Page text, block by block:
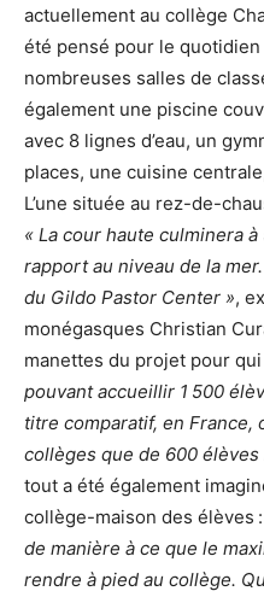
actuellement au collège
été pensé pour le
nombreuses salles de
également une piscine
avec 8 lignes d’eau, un
places, une cuisine
L’une située au rez-de-
« La cour haute culminera
rapport au niveau de la
du Gildo Pastor Center »,
monégasques Christian
manettes du projet pour qui
pouvant accueillir 1 500
titre comparatif, en France,
collèges que de 600 élèves
tout a été également
collège-maison des élèves :
de manière à ce que le
rendre à pied au collège.